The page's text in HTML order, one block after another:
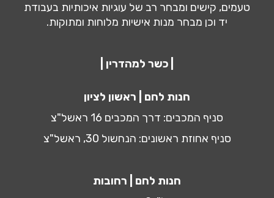
טעמים, קישים ומבחר רב של עוגיות איכותיות בעבודת
יד וכן מבחר מנות אישיות מלוחות ומתוקות.
| כשר למהדרין |
חנות לחם | ראשון לציון
סניף המכבים: דרך המכבים 16 ראשל"צ
סניף אחוזת ראשונים: הנחשול 30, ראשל"צ
חנות לחם | רחובות